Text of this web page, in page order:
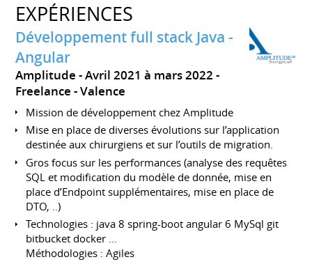
EXPÉRIENCES
Développement full stack Java -
Angular
Amplitude
Avril 2021 à mars 2022
Freelance
Valence
Mission de développement chez Amplitude
Mise en place de diverses évolutions sur l’application
destinée aux chirurgiens et sur l’outils de migration.
Gros focus sur les performances (analyse des requêtes
SQL et modification du modèle de donnée, mise en
place d’Endpoint supplémentaires, mise en place de
DTO, ..)
Technologies : java 8 spring-boot angular 6 MySql git
bitbucket docker ...
Méthodologies : Agiles